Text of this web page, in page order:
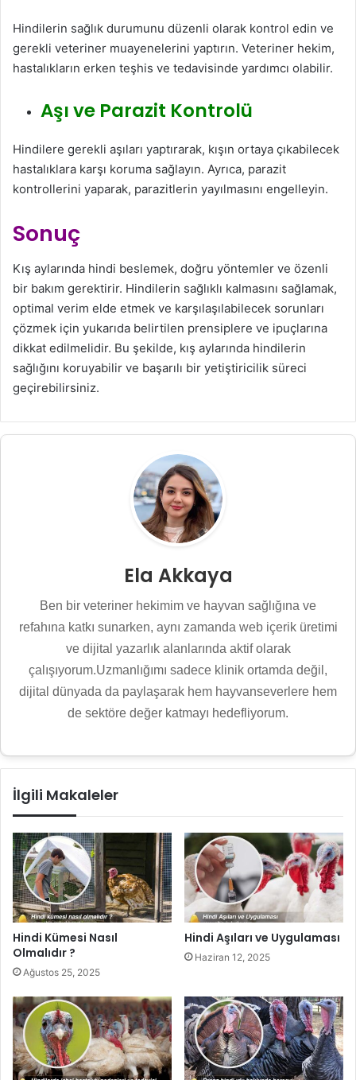
Hindilerin sağlık durumunu düzenli olarak kontrol edin ve
gerekli veteriner muayenelerini yaptırın. Veteriner hekim,
hastalıkların erken teşhis ve tedavisinde yardımcı olabilir.
Aşı ve Parazit Kontrolü
Hindilere gerekli aşıları yaptırarak, kışın ortaya çıkabilecek
hastalıklara karşı koruma sağlayın. Ayrıca, parazit
kontrollerini yaparak, parazitlerin yayılmasını engelleyin.
Sonuç
Kış aylarında hindi beslemek, doğru yöntemler ve özenli
bir bakım gerektirir. Hindilerin sağlıklı kalmasını sağlamak,
optimal verim elde etmek ve karşılaşılabilecek sorunları
çözmek için yukarıda belirtilen prensiplere ve ipuçlarına
dikkat edilmelidir. Bu şekilde, kış aylarında hindilerin
sağlığını koruyabilir ve başarılı bir yetiştiricilik süreci
geçirebilirsiniz.
Ela Akkaya
Ben bir veteriner hekimim ve hayvan sağlığına ve
refahına katkı sunarken, aynı zamanda web içerik üretimi
ve dijital yazarlık alanlarında aktif olarak
çalışıyorum.Uzmanlığımı sadece klinik ortamda değil,
dijital dünyada da paylaşarak hem hayvanseverlere hem
de sektöre değer katmayı hedefliyorum.
İlgili Makaleler
Hindi Kümesi Nasıl
Olmalıdır ?
Ağustos 25, 2025
Hindi Aşıları ve Uygulaması
Haziran 12, 2025